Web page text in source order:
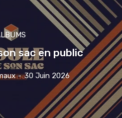
sac en public
- 30 Juin 2026